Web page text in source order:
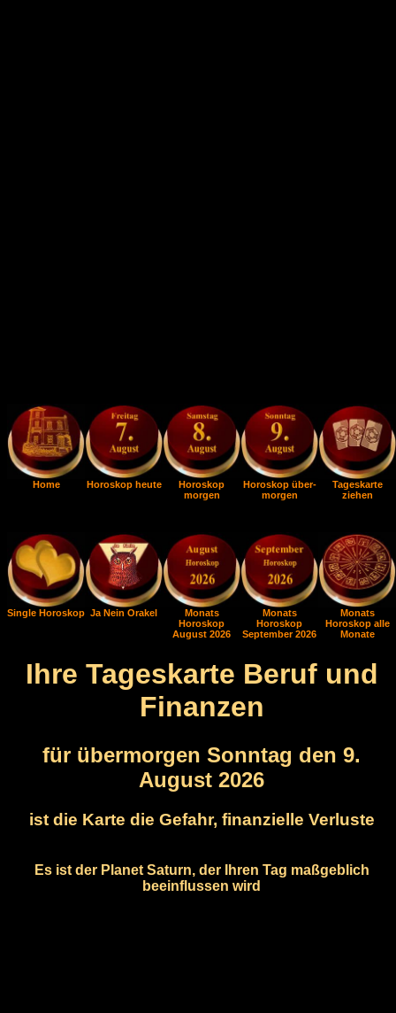
Home Horoskop heute
Horoskop
morgen
Horoskop über-
morgen
Tageskarte
ziehen
Single Horoskop Ja Nein Orakel
Monats
Horoskop
August 2026
Monats
Horoskop
September 2026
Monats
Horoskop alle
Monate
Ihre Tageskarte Beruf und
Finanzen
für übermorgen Sonntag den 9.
August 2026
ist die Karte die Gefahr, finanzielle Verluste
Es ist der Planet Saturn, der Ihren Tag maßgeblich
beeinflussen wird